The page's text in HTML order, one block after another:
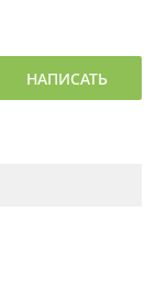
НАПИСАТЬ